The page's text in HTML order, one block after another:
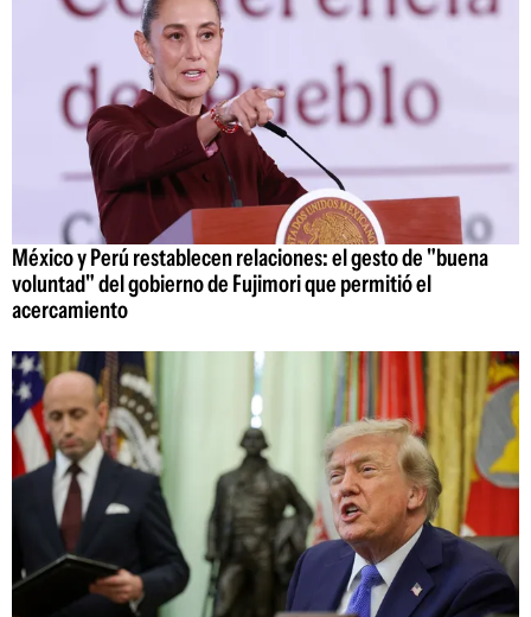
México y Perú restablecen relaciones: el gesto de "buena
voluntad" del gobierno de Fujimori que permitió el
acercamiento